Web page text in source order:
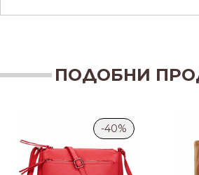
ПОДОБНИ
-40%